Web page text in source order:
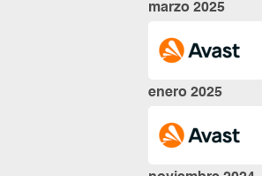
marzo 2025
enero 2025